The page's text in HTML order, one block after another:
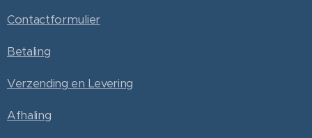
Contactformulier
Betaling
Verzending en Levering
Afhaling